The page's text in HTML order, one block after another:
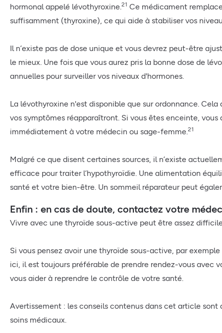
hormonal appelé lévothyroxine. 21 Ce médicament
suffisamment (thyroxine), ce qui aide à stabiliser vos
Il n’existe pas de dose unique et vous devrez peut-être
le mieux. Une fois que vous aurez pris la bonne dose de
annuelles pour surveiller vos niveaux d'hormones.
La lévothyroxine n'est disponible que sur ordonnance.
vos symptômes réapparaîtront. Si vous êtes enceinte,
immédiatement à votre médecin ou sage-femme. 21
Malgré ce que disent certaines sources, il n’existe
efficace pour traiter l’hypothyroïdie. Une alimentation
santé et votre bien-être. Un sommeil réparateur peut
Enfin : en cas de doute, contactez votre
Vivre avec une thyroïde sous-active peut être assez
Si vous pensez avoir une thyroïde sous-active, par
ici, il est toujours préférable de prendre rendez-vous avec
vous aider à reprendre le contrôle de votre santé.
Avertissement : les conseils contenus dans cet article
soins médicaux.